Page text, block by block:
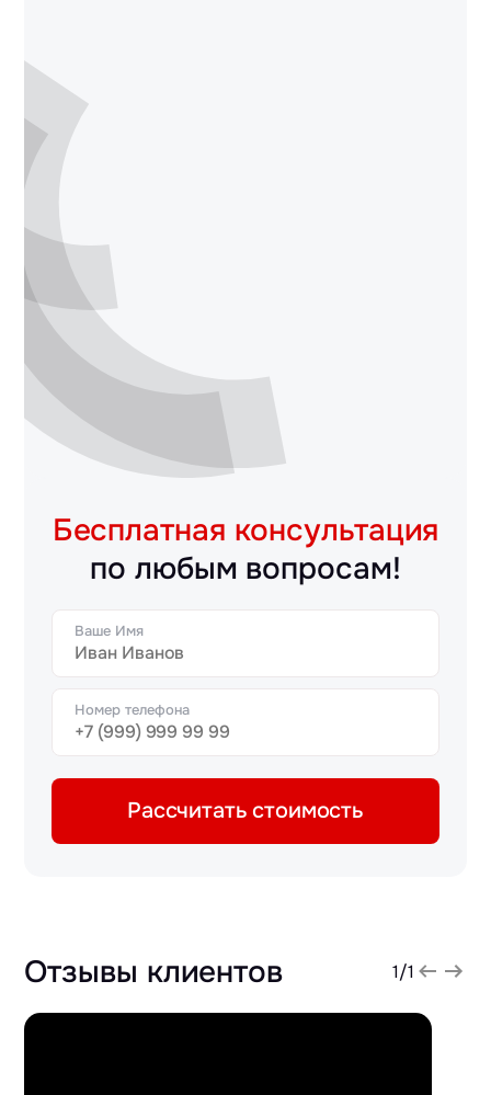
Бесплатная консультация
по любым вопросам!
Ваше Имя
Номер телефона
Рассчитать стоимость
Отзывы клиентов 1/1